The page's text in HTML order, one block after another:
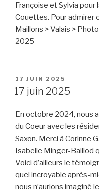
Françoise et Sylvia
Couettes. Pour admirer
Maillons > Valais >
2025
PUBLIÉ
LE
17 JUIN 2025
17 juin 2025
En octobre 2024, nous
du Coeur avec les
Saxon. Merci à Corinne
Isabelle Minger-Baillod
Voici d’ailleurs le
quel incroyable après-
nous n’aurions imaginé